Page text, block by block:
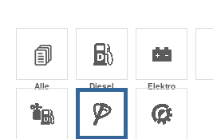
Alle Diesel Elektro